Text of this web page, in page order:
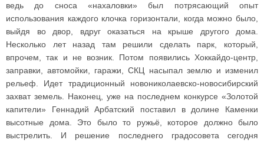
ведь до сноса «нахаловки» был потрясающий опыт
использования каждого клочка горизонтали, когда можно было,
выйдя во двор, вдруг оказаться на крыше другого дома.
Несколько лет назад там решили сделать парк, который,
впрочем, так и не возник. Потом появились Хоккайдо-центр,
заправки, автомойки, гаражи, СКЦ насыпал землю и изменил
рельеф. Идет традиционный новониколаевско-новосибирский
захват земель. Наконец, уже на последнем конкурсе «Золотой
капители» Геннадий Арбатский поставил в долине Каменки
высотные дома. Это было то ружьё, которое должно было
выстрелить. И решение последнего градосовета сегодня